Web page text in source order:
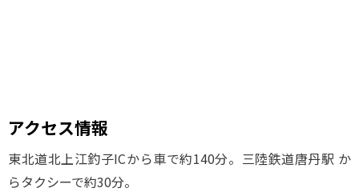
アクセス情報
東北道北上江釣子ICから車で約140分。三陸鉄道唐丹駅 か
らタクシーで約30分。